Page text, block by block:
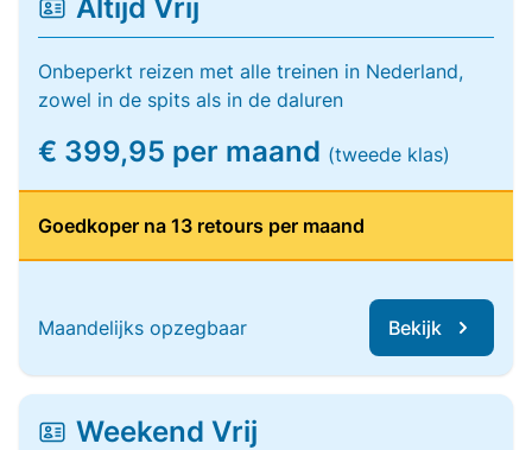
Altijd Vrij
Onbeperkt reizen met alle treinen in Nederland,
zowel in de spits als in de daluren
€ 399,95 per maand (tweede klas)
Goedkoper na 13 retours per maand
Maandelijks opzegbaar Bekijk
Weekend Vrij